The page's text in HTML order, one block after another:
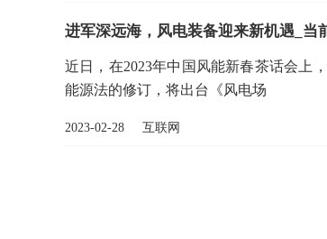
进军深远海，风电装备迎来新机遇_当
近日，在2023年中国风能新春茶话会上
能源法的修订，将出台《风电场
2023-02-28 互联网